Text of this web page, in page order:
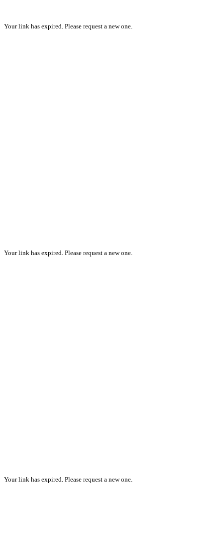
Your link has expired. Please request a new one.
Your link has expired. Please request a new one.
Your link has expired. Please request a new one.